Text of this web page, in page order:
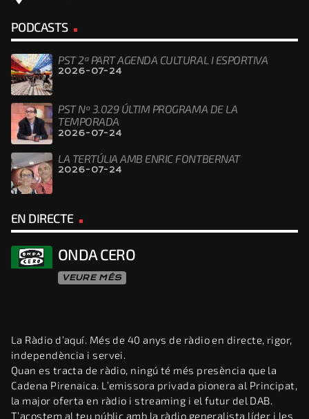
PODCASTS
PST 2ª PART AGENDA CULTURAL I ESPORTIVA
2026-07-24
PST Nº 3.029 ÚLTIM PROGRAMA DE LA
TEMPORADA
2026-07-24
LA TERTÚLIA AMB ENRIC FONTBERNAT
2026-07-24
EN DIRECTE
ONDA CERO
VEURE MÉS
La Ràdio d’aquí. Més de 40 anys de ràdio en directe, rigor,
independència i servei.
Quan es tracta de ràdio, ningú té més presència que la
Cadena Pirenaica. L’emissora privada pionera al Principat,
la major oferta en ràdio i streaming i el futur del DAB.
T’acostem al teu públic amb la ràdio generalista líder i les